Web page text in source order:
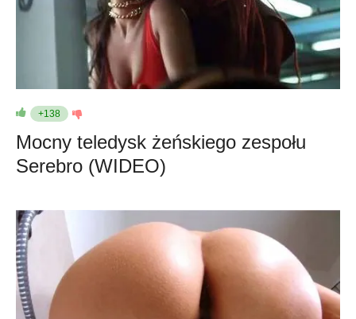
+138
Mocny teledysk żeńskiego zespołu
Serebro (WIDEO)